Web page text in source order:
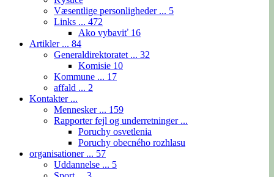
Væsentlige personligheder ... 5
Links ... 472
Ako vybaviť 16
Artikler ... 84
Generaldirektoratet ... 32
Komisie 10
Kommune ... 17
affald ... 2
Kontakter ...
Mennesker ... 159
Rapporter fejl og underretninger ...
Poruchy osvetlenia
Poruchy obecného rozhlasu
organisationer ... 57
Uddannelse ... 5